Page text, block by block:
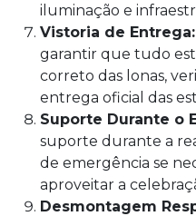
iluminação e
Vistoria de Entrega:
garantir que tudo
correto das lonas,
entrega oficial das
Suporte Durante o
suporte durante a
de emergência se
aproveitar a
Desmontagem